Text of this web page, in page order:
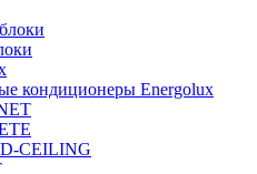
кондиционеры Energolux
CEILING